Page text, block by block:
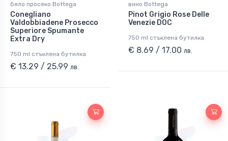
бяло просеко Bottega
Conegliano
Valdobbiadene Prosecco
Superiore Spumante
Extra Dry
750 ml стъклена бутилка
€ 13.29 / 25.99 лв.
вино Bottega
Pinot Grigio Rose Delle
Venezie DOC
750 ml стъклена бутилка
€ 8.69 / 17.00 лв.